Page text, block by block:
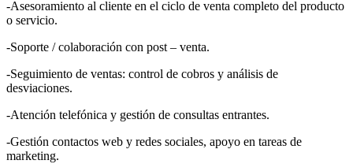
-Asesoramiento al cliente en el ciclo de venta completo del producto
o servicio.
-Soporte / colaboración con post – venta.
-Seguimiento de ventas: control de cobros y análisis de
desviaciones.
-Atención telefónica y gestión de consultas entrantes.
-Gestión contactos web y redes sociales, apoyo en tareas de
marketing.